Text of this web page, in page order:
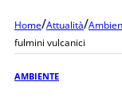
Home/Attualità/
fulmini vulcanici
AMBIENTE